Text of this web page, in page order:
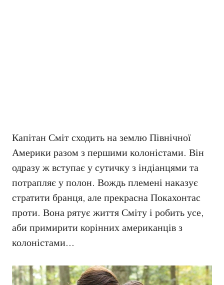
Капітан Сміт сходить на землю Північної
Америки разом з першими колоністами. Він
одразу ж вступає у сутичку з індіанцями та
потрапляє у полон. Вождь племені наказує
стратити бранця, але прекрасна Покахонтас
проти. Вона рятує життя Сміту і робить усе,
аби примирити корінних американців з
колоністами…